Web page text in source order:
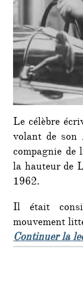
Le célèbre
volant de
compagnie de
la hauteur de
1962.
Il était
mouvement
Continuer la